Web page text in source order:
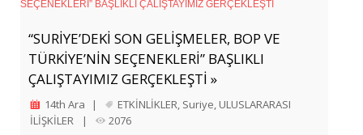
“SURİYE’DEKİ SON GELİŞMELER, BOP VE
TÜRKİYE’NİN SEÇENEKLERİ” BAŞLIKLI
ÇALIŞTAYIMIZ GERÇEKLEŞTİ »
14th Ara | ETKİNLİKLER, Suriye, ULUSLARARASI
İLİŞKİLER
| 2076